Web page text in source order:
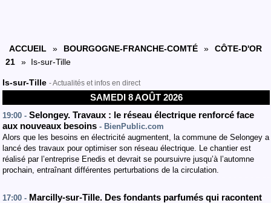
ACCUEIL » BOURGOGNE-FRANCHE-COMTÉ »
CÔTE-D'OR
21
» Is-sur-Tille
Is-sur-Tille - Actualités et infos en direct
SAMEDI 8 AOÛT 2026
19:00 - Selongey. Travaux : le réseau électrique renforcé face
aux nouveaux besoins - BienPublic.com
Alors que les besoins en électricité augmentent, la commune de Selongey a
lancé des travaux pour optimiser son réseau électrique. Le chantier est
réalisé par l’entreprise Enedis et devrait se poursuivre jusqu’à l’automne
prochain, entraînant différentes perturbations de la circulation.
17:00 - Marcilly-sur-Tille. Des fondants parfumés qui racontent